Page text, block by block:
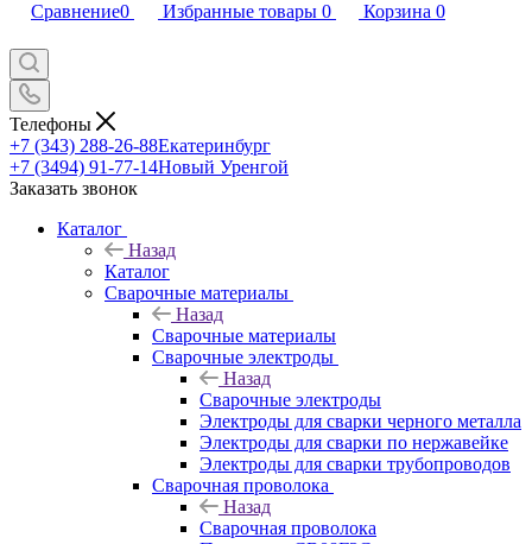
Сравнение0 Избранные товары 0 Корзина 0
Телефоны
+7 (343) 288-26-88Екатеринбург
+7 (3494) 91-77-14Новый Уренгой
Заказать звонок
Каталог
Назад
Каталог
Сварочные материалы
Назад
Сварочные материалы
Сварочные электроды
Назад
Сварочные электроды
Электроды для сварки черного металла
Электроды для сварки по нержавейке
Электроды для сварки трубопроводов
Сварочная проволока
Назад
Сварочная проволока